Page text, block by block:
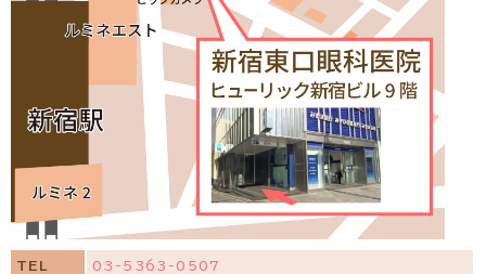
TEL 03-5363-0507